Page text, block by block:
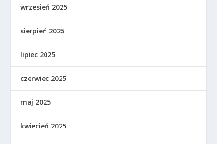
wrzesień 2025
sierpień 2025
lipiec 2025
czerwiec 2025
maj 2025
kwiecień 2025